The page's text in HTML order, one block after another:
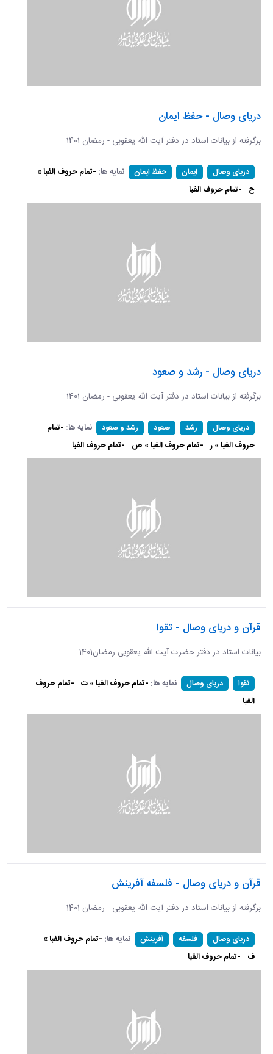
دریای وصال - حفظ ایمان
برگرفته از بیانات استاد در دفتر آیت الله یعقوبی - رمضان 1401
دریای وصال ایمان حفظ ایمان نمایه ها: -تمام حروف الفبا »
ح -تمام حروف الفبا
دریای وصال - رشد و صعود
برگرفته از بیانات استاد در دفتر آیت الله یعقوبی - رمضان 1401
دریای وصال رشد صعود رشد و صعود نمایه ها: -تمام
حروف الفبا » ر -تمام حروف الفبا » ص -تمام حروف الفبا
قرآن و دریای وصال - تقوا
بیانات استاد در دفتر حضرت آیت الله یعقوبی-رمضان1401
تقوا دریای وصال نمایه ها: -تمام حروف الفبا » ت -تمام حروف
الفبا
قرآن و دریای وصال - فلسفه آفرینش
برگرفته از بیانات استاد در دفتر آیت الله یعقوبی - رمضان 1401
دریای وصال فلسفه آفرینش نمایه ها: -تمام حروف الفبا »
ف -تمام حروف الفبا